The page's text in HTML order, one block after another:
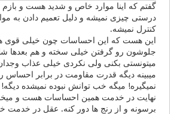
گفتم که اینا موارد خاص و شدید هست و بازم
درستی چیزی نمیشه و دلیل تعمیم دادن به
کنترل نمیشه.
این هست که این احساسات چون خیلی قوی
جلوشون رو گرفتن خیلی سخته و هم بعدها
میتونستی بکنی ولی نکردی خیلی عذاب
میبینه دیگه قدرت مقاومت در برابر احساس
نمیگیره! میگه خب توانش نبوده نمیشده
نهایت در خدمت همین احساسات هست و
برسونه و از رنج ها دور کنه. عقل در خدمت